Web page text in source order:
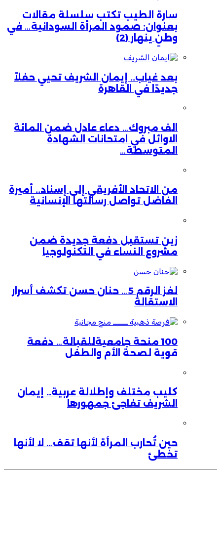
سارة الطيب تكتب سلسلة مقالات
بعنوان: صمود المرأة السودانية… في
وطنٍ ينهار (2)
بعد غياب.. إيمان الشريف تحيي حفلاً
جديدًا في القاهرة
الف مبروك… دعاء عادل ضمن المائة
الاوائل في امتحانات الشهادة
المتوسطة…
من الاتحاد الأفريقي إلى إسناد.. أميرة
الفاضل تواصل رسالتها الإنسانية
زين تستقبل دفعة جديدة ضمن
مشروع النساء في التكنولوجيا
لغز الرقم 5… حنان حسن تكشف أسرار
الاستقالة
100 منحة جامعيةللقبالة… دفعة
قوية لصحة الأم والطفل
كليب مختلف وإطلالة عربية.. إيمان
الشريف تفاجئ جمهورها
حين تُحارب المرأة لأنها تقف… لا لأنها
تخطئ